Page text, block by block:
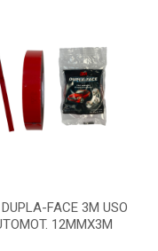
FACE 3M USO
12MMX3M